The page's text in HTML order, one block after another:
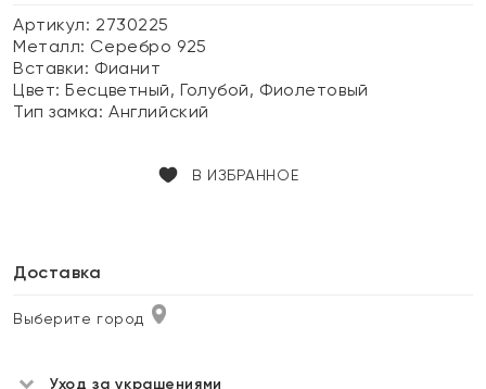
Артикул: 2730225
Металл: Серебро 925
Вставки: Фианит
Цвет:Бесцветный, Голубой, Фиолетовый
Тип замка:Английский
В ИЗБРАННОЕ
Доставка
Выберите город
Уход за украшениями